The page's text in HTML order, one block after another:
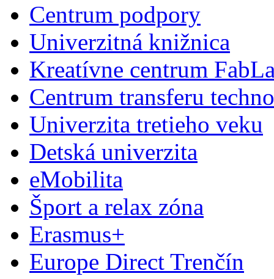
Centrum podpory
Univerzitná knižnica
Kreatívne centrum
Centrum transferu
Univerzita tretieho veku
Detská univerzita
eMobilita
Šport a relax zóna
Erasmus+
Europe Direct Trenčín